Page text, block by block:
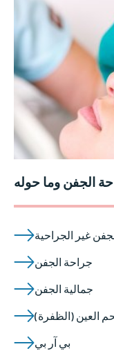
الجفن وما حوله
غير الجراحية
جراحة الجفن
جمالية الجفن
العين (الظفرة)
بي آر بي